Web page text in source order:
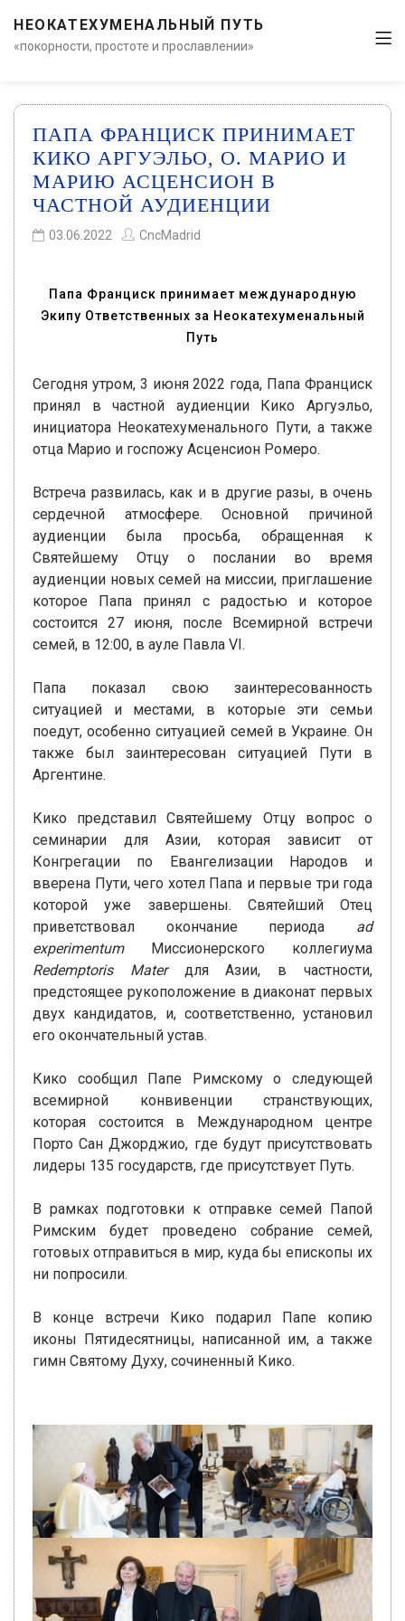
НЕОКАТЕХУМЕНАЛЬНЫЙ ПУТЬ
«покорности, простоте и прославлении»
ПАПА ФРАНЦИСК ПРИНИМАЕТ
КИКО АРГУЭЛЬО, О. МАРИО И
МАРИЮ АСЦЕНСИОН В
ЧАСТНОЙ АУДИЕНЦИИ
03.06.2022 CncMadrid
Папа Франциск принимает международную
Экипу Ответственных за Неокатехуменальный
Путь
Сегодня утром, 3 июня 2022 года, Папа Франциск
принял в частной аудиенции Кико Аргуэльо,
инициатора Неокатехуменального Пути, а также
отца Марио и госпожу Асценсион Ромеро.
Встреча развилась, как и в другие разы, в очень
сердечной атмосфере. Основной причиной
аудиенции была просьба, обращенная к
Святейшему Отцу о послании во время
аудиенции новых семей на миссии, приглашение
которое Папа принял с радостью и которое
состоится 27 июня, после Всемирной встречи
семей, в 12:00, в ауле Павла VI.
Папа показал свою заинтересованность
ситуацией и местами, в которые эти семьи
поедут, особенно ситуацией семей в Украине. Он
также был заинтересован ситуацией Пути в
Аргентине.
Кико представил Святейшему Отцу вопрос о
семинарии для Азии, которая зависит от
Конгрегации по Евангелизации Народов и
вверена Пути, чего хотел Папа и первые три года
которой уже завершены. Святейший Отец
приветствовал окончание периода ad
experimentumМиссионерского коллегиума
Redemptoris Materдля Азии, в частности,
предстоящее рукоположение в диаконат первых
двух кандидатов, и, соответственно, установил
его окончательный устав.
Кико сообщил Папе Римскому о следующей
всемирной конвивенции странствующих,
которая состоится в Международном центре
Порто Сан Джорджио, где будут присутствовать
лидеры 135 государств, где присутствует Путь.
В рамках подготовки к отправке семей Папой
Римским будет проведено собрание семей,
готовых отправиться в мир, куда бы епископы их
ни попросили.
В конце встречи Кико подарил Папе копию
иконы Пятидесятницы, написанной им, а также
гимн Святому Духу, сочиненный Кико.